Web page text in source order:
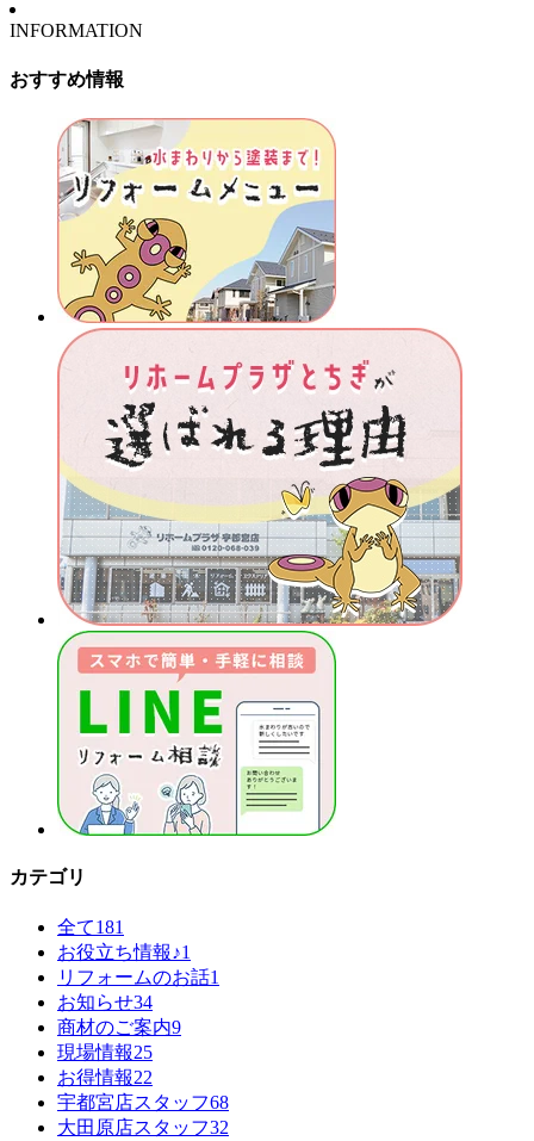
INFORMATION
おすすめ情報
カテゴリ
全て181
お役立ち情報♪1
リフォームのお話1
お知らせ34
商材のご案内9
現場情報25
お得情報22
宇都宮店スタッフ68
大田原店スタッフ32